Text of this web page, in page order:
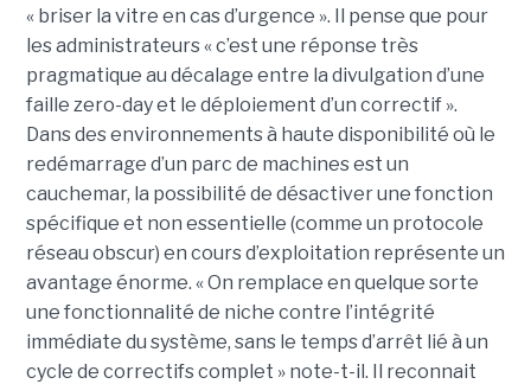
« briser la vitre en cas d’urgence ». Il pense que pour
les administrateurs « c’est une réponse très
pragmatique au décalage entre la divulgation d’une
faille zero-day et le déploiement d’un correctif ».
Dans des environnements à haute disponibilité où le
redémarrage d’un parc de machines est un
cauchemar, la possibilité de désactiver une fonction
spécifique et non essentielle (comme un protocole
réseau obscur) en cours d’exploitation représente un
avantage énorme. « On remplace en quelque sorte
une fonctionnalité de niche contre l’intégrité
immédiate du système, sans le temps d’arrêt lié à un
cycle de correctifs complet » note-t-il. Il reconnait